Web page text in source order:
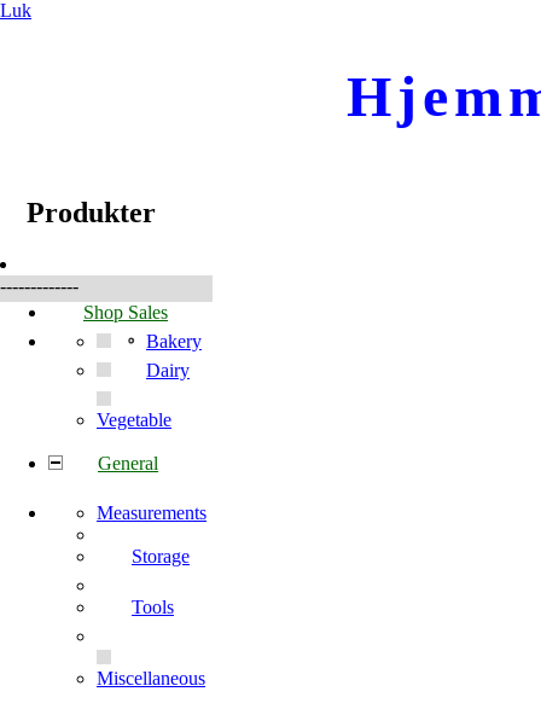
Luk
Produkter
-------------
Shop Sales
Bakery
Dairy
Vegetable
General
Measurements
Storage
Tools
Miscellaneous